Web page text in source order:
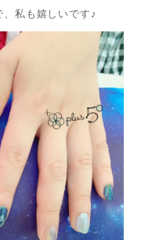
私も嬉しいです♪